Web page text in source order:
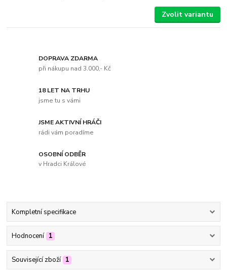
Zvolit variantu
DOPRAVA ZDARMA
při nákupu nad 3.000,- Kč
18 LET NA TRHU
jsme tu s vámi
JSME AKTIVNÍ HRÁČI
rádi vám poradíme
OSOBNÍ ODBĚR
v Hradci Králové
Kompletní specifikace
Hodnocení 1
Související zboží 1